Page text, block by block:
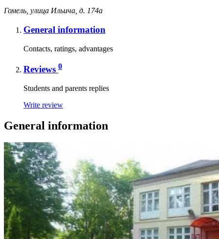
Гомель, улица Ильича, д. 174а
General information
Contacts, ratings, advantages
Reviews 0
Students and parents replies
Write review
General information